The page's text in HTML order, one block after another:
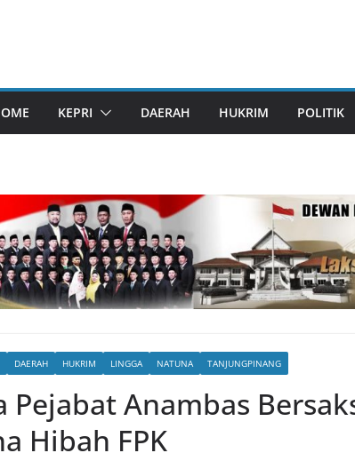
KEPRI DAERAH HUKRIM POLITIK
DAERAH HUKRIM LINGGA NATUNA TANJUNGPINANG
Pejabat Anambas
Hibah FPK